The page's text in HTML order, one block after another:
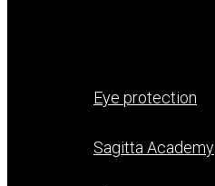
Eye protection
Sagitta Academy